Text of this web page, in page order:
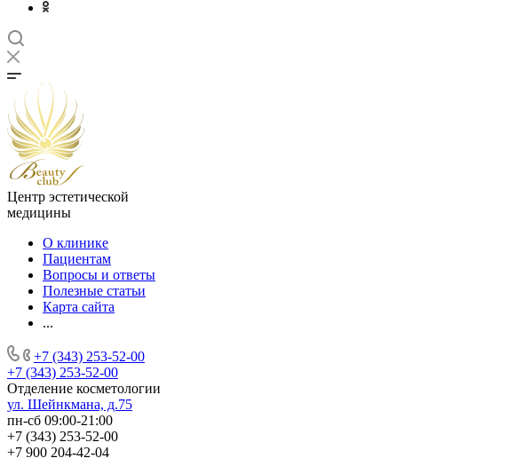
Центр эстетической
медицины
О клинике
Пациентам
Вопросы и ответы
Полезные статьи
Карта сайта
...
+7 (343) 253-52-00
+7 (343) 253-52-00
Отделение косметологии
ул. Шейнкмана, д.75
пн-сб 09:00-21:00
+7 (343) 253-52-00
+7 900 204-42-04